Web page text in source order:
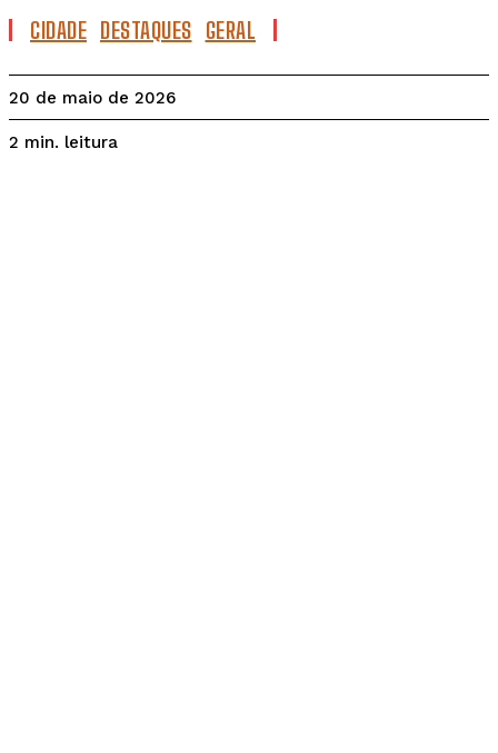
CIDADE DESTAQUES GERAL
20 de maio de 2026
2 min. leitura